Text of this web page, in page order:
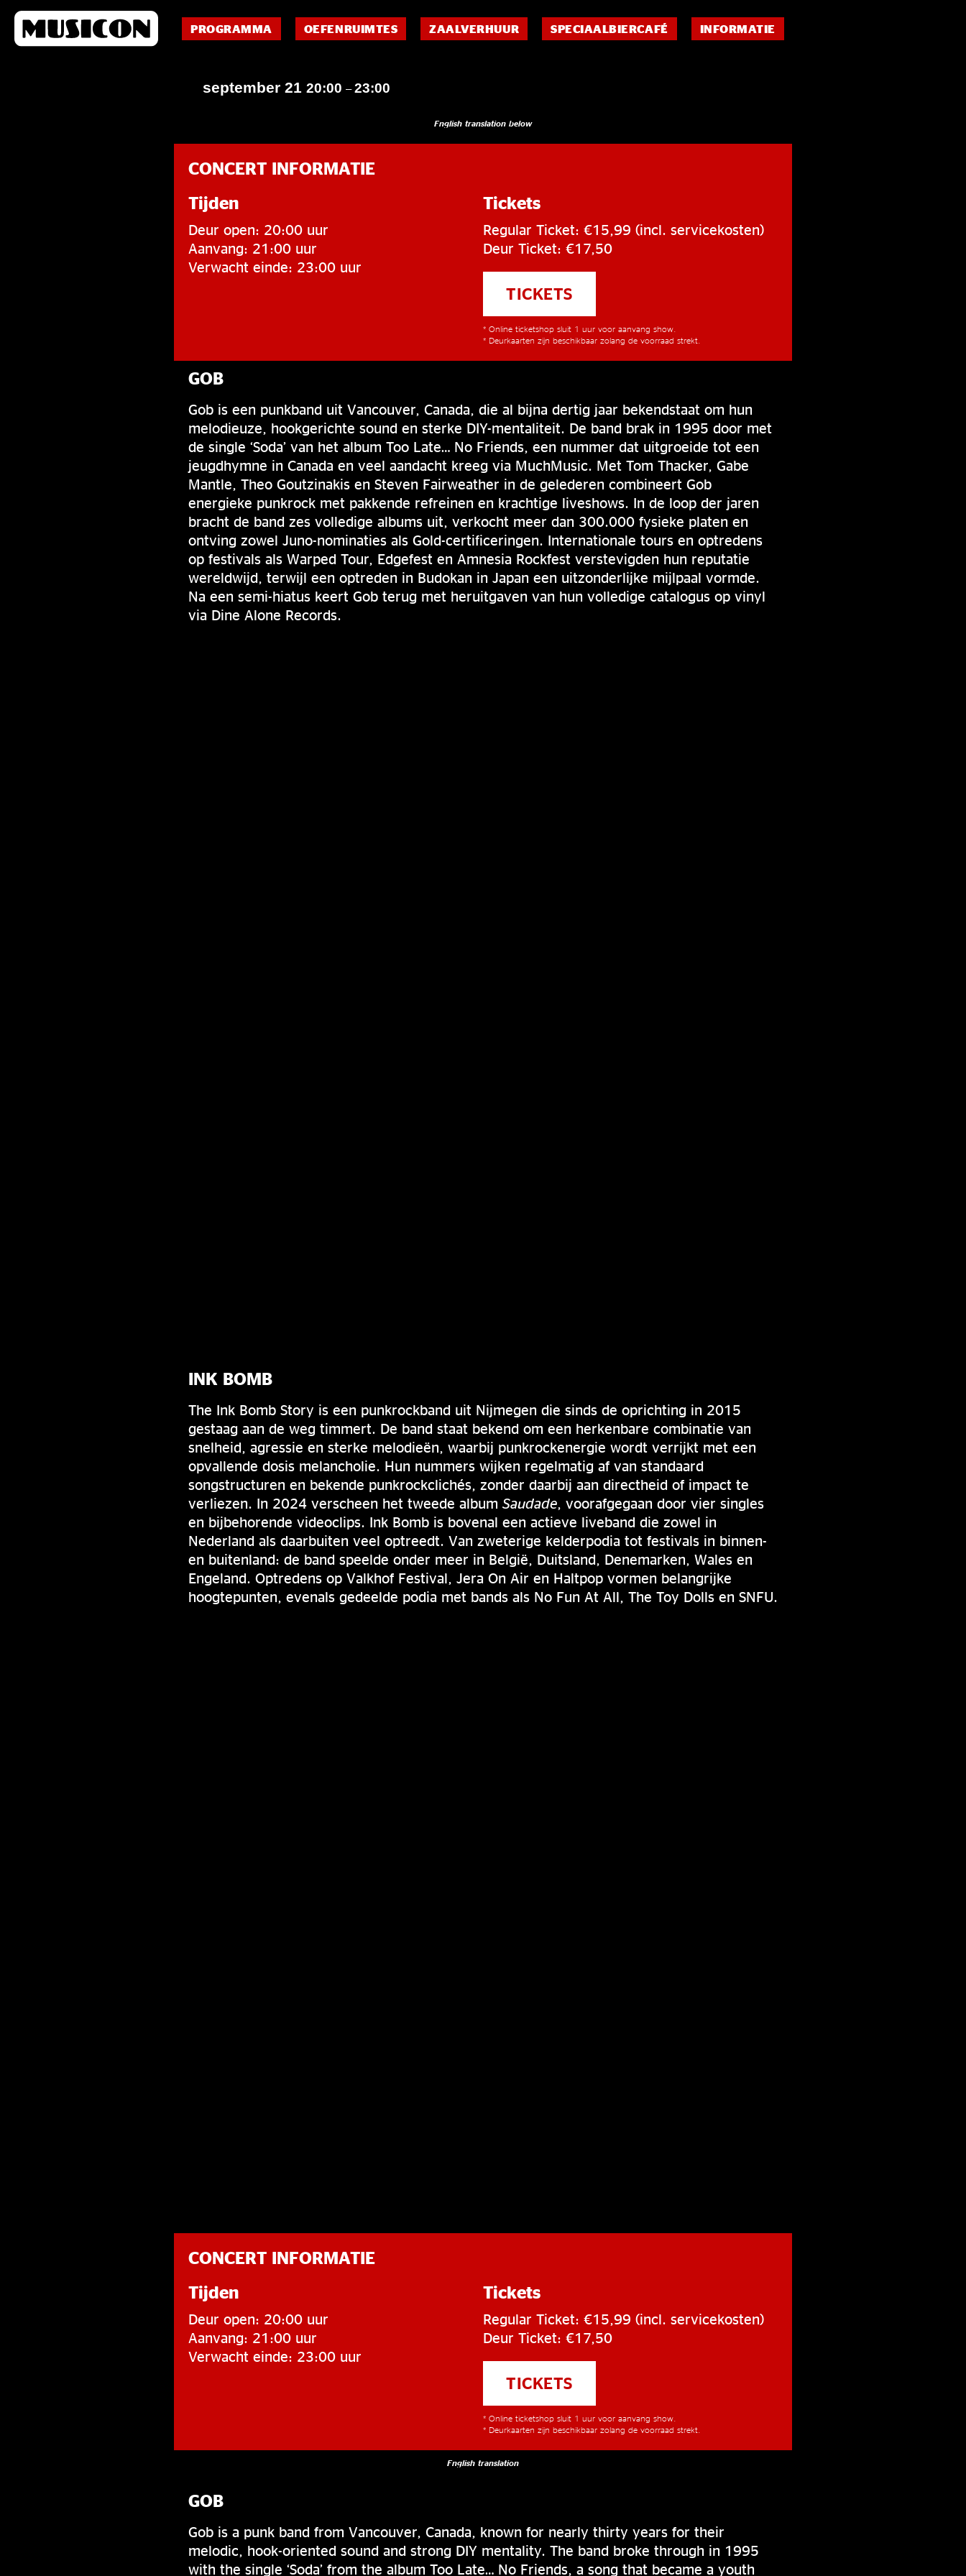
PROGRAMMA OEFENRUIMTES ZAALVERHUUR SPECIAALBIERCAFÉ INFORMATIE
september 21 20:00 –23:00
English translation below
CONCERT INFORMATIE
Tijden
Deur open: 20:00 uur
Aanvang: 21:00 uur
Verwacht einde: 23:00 uur
Tickets
Regular Ticket: €15,99 (incl. servicekosten)
Deur Ticket: €17,50
TICKETS
* Online ticketshop sluit 1 uur voor aanvang show.
* Deurkaarten zijn beschikbaar zolang de voorraad strekt.
GOB
Gob is een punkband uit Vancouver, Canada, die al bijna dertig jaar bekendstaat om hun
melodieuze, hookgerichte sound en sterke DIY-mentaliteit. De band brak in 1995 door met
de single ‘Soda’ van het album Too Late… No Friends, een nummer dat uitgroeide tot een
jeugdhymne in Canada en veel aandacht kreeg via MuchMusic. Met Tom Thacker, Gabe
Mantle, Theo Goutzinakis en Steven Fairweather in de gelederen combineert Gob
energieke punkrock met pakkende refreinen en krachtige liveshows. In de loop der jaren
bracht de band zes volledige albums uit, verkocht meer dan 300.000 fysieke platen en
ontving zowel Juno-nominaties als Gold-certificeringen. Internationale tours en optredens
op festivals als Warped Tour, Edgefest en Amnesia Rockfest verstevigden hun reputatie
wereldwijd, terwijl een optreden in Budokan in Japan een uitzonderlijke mijlpaal vormde.
Na een semi-hiatus keert Gob terug met heruitgaven van hun volledige catalogus op vinyl
via Dine Alone Records.
INK BOMB
The Ink Bomb Story is een punkrockband uit Nijmegen die sinds de oprichting in 2015
gestaag aan de weg timmert. De band staat bekend om een herkenbare combinatie van
snelheid, agressie en sterke melodieën, waarbij punkrockenergie wordt verrijkt met een
opvallende dosis melancholie. Hun nummers wijken regelmatig af van standaard
songstructuren en bekende punkrockclichés, zonder daarbij aan directheid of impact te
verliezen. In 2024 verscheen het tweede album Saudade , voorafgegaan door vier singles
en bijbehorende videoclips. Ink Bomb is bovenal een actieve liveband die zowel in
Nederland als daarbuiten veel optreedt. Van zweterige kelderpodia tot festivals in binnen-
en buitenland: de band speelde onder meer in België, Duitsland, Denemarken, Wales en
Engeland. Optredens op Valkhof Festival, Jera On Air en Haltpop vormen belangrijke
hoogtepunten, evenals gedeelde podia met bands als No Fun At All, The Toy Dolls en SNFU.
CONCERT INFORMATIE
Tijden
Deur open: 20:00 uur
Aanvang: 21:00 uur
Verwacht einde: 23:00 uur
Tickets
Regular Ticket: €15,99 (incl. servicekosten)
Deur Ticket: €17,50
TICKETS
* Online ticketshop sluit 1 uur voor aanvang show.
* Deurkaarten zijn beschikbaar zolang de voorraad strekt.
English translation
GOB
Gob is a punk band from Vancouver, Canada, known for nearly thirty years for their
melodic, hook-oriented sound and strong DIY mentality. The band broke through in 1995
with the single ‘Soda’ from the album Too Late… No Friends, a song that became a youth